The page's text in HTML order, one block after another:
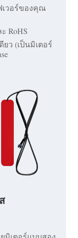
เวอร์ของคุณ
RoHS
ว (เป็นมิเตอร์